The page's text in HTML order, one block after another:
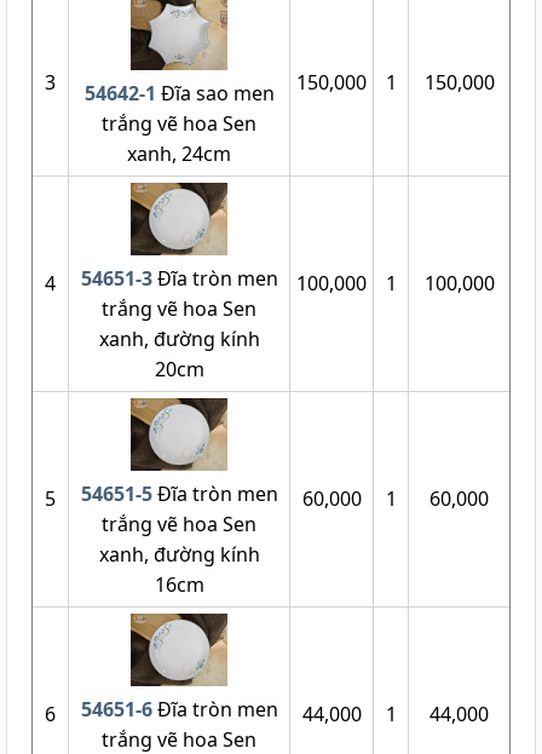
3 54642-1 Đĩa sao men
trắng vẽ hoa Sen
xanh, 24cm
150,000 1 150,000
4 54651-3Đĩa tròn men
trắng vẽ hoa Sen
xanh, đường kính
20cm
100,000 1 100,000
5 54651-5Đĩa tròn men
trắng vẽ hoa Sen
xanh, đường kính
16cm
60,000 1 60,000
6 54651-6Đĩa tròn men
trắng vẽ hoa Sen
44,000 1 44,000